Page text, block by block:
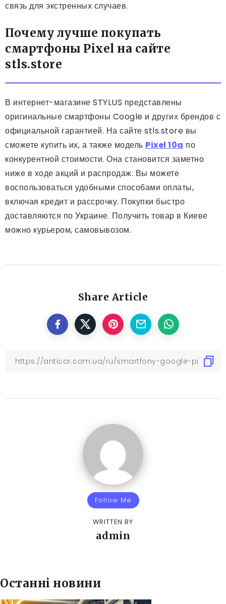
связь для экстренных случаев.
Почему лучше покупать
смартфоны Pixel на сайте
stls.store
В интернет-магазине STYLUS представлены
оригинальные смартфоны Coogle и других брендов с
официальной гарантией. На сайте stls.store вы
сможете купить их, а также модель Pixel 10a по
конкурентной стоимости. Она становится заметно
ниже в ходе акций и распродаж. Вы можете
воспользоваться удобными способами оплаты,
включая кредит и рассрочку. Покупки быстро
доставляются по Украине. Получить товар в Киеве
можно курьером, самовывозом.
Share Article
Follow Me
WRITTEN BY
admin
Останні новини